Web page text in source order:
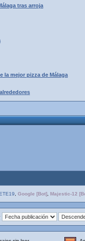
tras arroja
la mejor pizza de Málaga
Google [Bot] Majestic-12